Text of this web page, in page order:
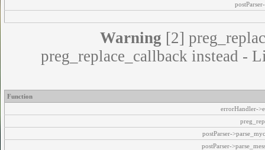
Warning [2]
preg_replace_callback instead -
Function
errorHandler-
postParser-
postParser-